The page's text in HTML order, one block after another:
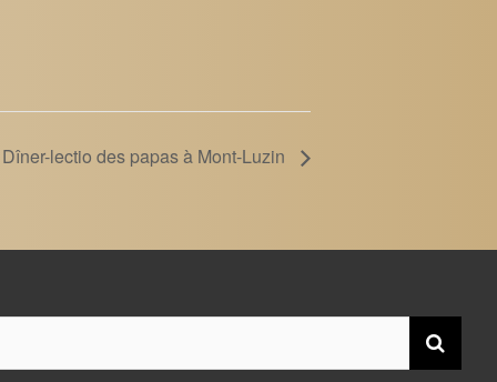
Dîner-lectio des papas à Mont-Luzin